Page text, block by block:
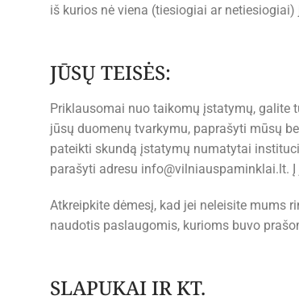
iš kurios nė viena (tiesiogiai ar
JŪSŲ TEISĖS:
Priklausomai nuo taikomų įstatymų, galite
jūsų duomenų tvarkymu, paprašyti mūsų
pateikti skundą įstatymų numatytai
parašyti adresu info@vilniauspaminklai.lt.
Atkreipkite dėmesį, kad jei neleisite mums
naudotis paslaugomis, kurioms buvo
SLAPUKAI IR KT.